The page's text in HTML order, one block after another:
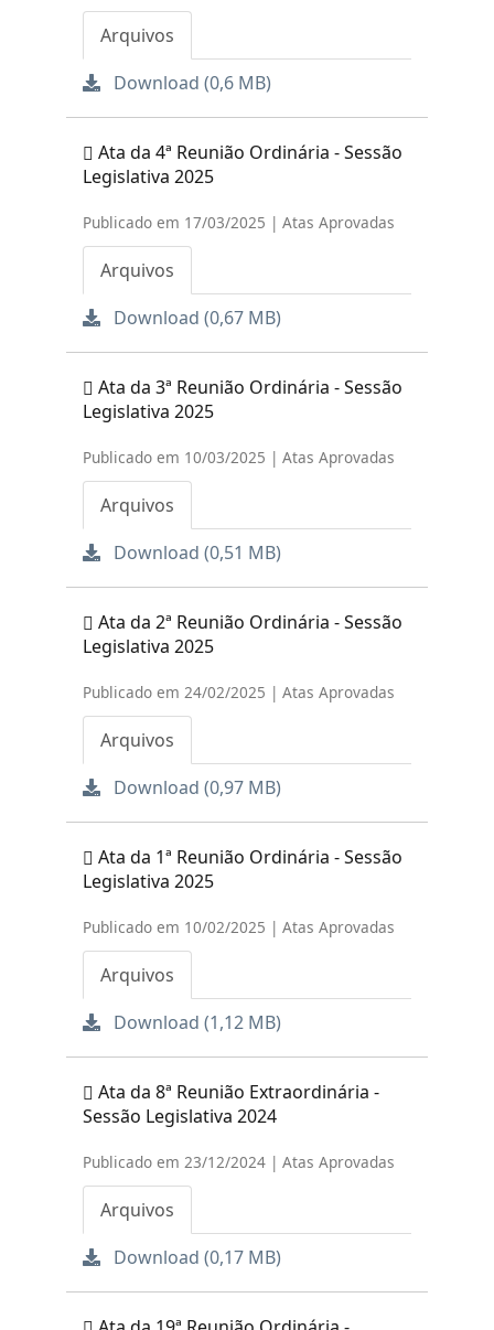
Arquivos
Download (0,6 MB)
Ata da 4ª Reunião Ordinária - Sessão
Legislativa 2025
Publicado em 17/03/2025 | Atas Aprovadas
Arquivos
Download (0,67 MB)
Ata da 3ª Reunião Ordinária - Sessão
Legislativa 2025
Publicado em 10/03/2025 | Atas Aprovadas
Arquivos
Download (0,51 MB)
Ata da 2ª Reunião Ordinária - Sessão
Legislativa 2025
Publicado em 24/02/2025 | Atas Aprovadas
Arquivos
Download (0,97 MB)
Ata da 1ª Reunião Ordinária - Sessão
Legislativa 2025
Publicado em 10/02/2025 | Atas Aprovadas
Arquivos
Download (1,12 MB)
Ata da 8ª Reunião Extraordinária -
Sessão Legislativa 2024
Publicado em 23/12/2024 | Atas Aprovadas
Arquivos
Download (0,17 MB)